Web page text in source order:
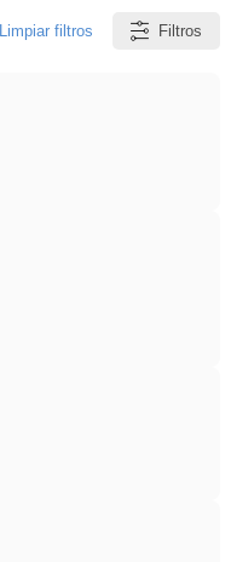
Limpiar filtros Filtros